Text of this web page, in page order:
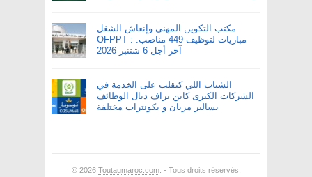
مكتب التكوين المهني وإنعاش الشغل
OFPPT : مباريات لتوظيف 449 مناصب.
آخر أجل 6 شتنبر 2026
الشباب اللي كيقلب على الخدمة في
الشركات الكبرى كاين بزاف ديال الوظائف
بسالير مزيان و بكونترات مختلفة
© 2026 Toutaumaroc.com. - Tous droits réservés.